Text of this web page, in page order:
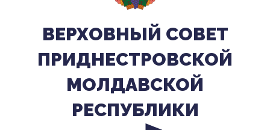
ВЕРХОВНЫЙ CОВЕТ
ПРИДНЕСТРОВСКОЙ
МОЛДАВСКОЙ
РЕСПУБЛИКИ